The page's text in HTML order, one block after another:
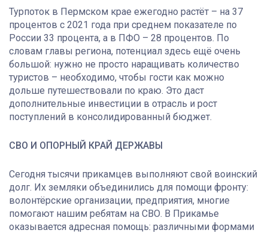
Турпоток в Пермском крае ежегодно растёт – на 37
процентов с 2021 года при среднем показателе по
России 33 процента, а в ПФО – 28 процентов. По
словам главы региона, потенциал здесь ещё очень
большой: нужно не просто наращивать количество
туристов – необходимо, чтобы гости как можно
дольше путешествовали по краю. Это даст
дополнительные инвестиции в отрасль и рост
поступлений в консолидированный бюджет.
СВО И ОПОРНЫЙ КРАЙ ДЕРЖАВЫ
Сегодня тысячи прикамцев выполняют свой воинский
долг. Их земляки объединились для помощи фронту:
волонтёрские организации, предприятия, многие
помогают нашим ребятам на СВО. В Прикамье
оказывается адресная помощь: различными формами